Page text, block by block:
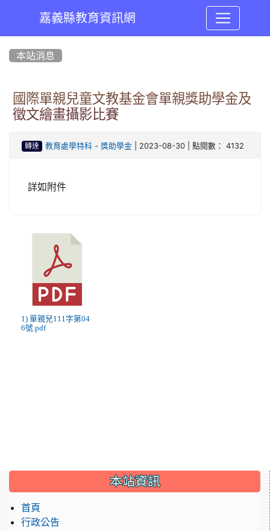
嘉義縣教育資訊網
本站消息
國際單親兒童文教基金會單親獎助學金及
徵文繪畫攝影比賽
轉達 教育處學特科- 獎助學金| 2023-08-30 | 點閱數： 4132
詳如附件
1) 單親兒111字第04
6號.pdf
::: 本站資訊
首頁
行政公告